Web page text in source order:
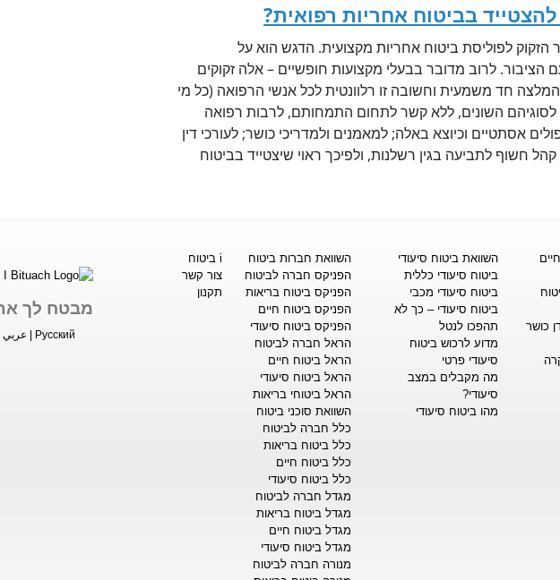
בביטוח אחריות רפואית?
הזקוק לפוליסת ביטוח אחריות מקצועית. הדגש הוא על
לרוב מדובר בבעלי מקצועות חופשיים – אלה זקוקים
חד משמעית וחשובה זו רלוונטית לכל אנשי הרפואה (כל מי
לסוגיהם השונים, ללא קשר לתחום התמחותם, לרבות רפואה
אסתטיים וכיוצא באלה; למאמנים ולמדריכי כושר; לעורכי דין
חשוף לתביעה בגין רשלנות, ולפיכך ראוי שיצטייד בביטוח
כושר
השוואת ביטוח סיעודי
ביטוח סיעודי כללית
ביטוח סיעודי מכבי
ביטוח סיעודי – כך לא
תהפכו לנטל
מדוע לרכוש ביטוח
סיעודי פרטי
מה מקבלים במצב
סיעודי?
מהו ביטוח סיעודי
השוואת חברות ביטוח
הפניקס חברה לביטוח
הפניקס ביטוח בריאות
הפניקס ביטוח חיים
הפניקס ביטוח סיעודי
הראל חברה לביטוח
הראל ביטוח חיים
הראל ביטוח סיעודי
הראל ביטוחי בריאות
השוואת סוכני ביטוח
כלל חברה לביטוח
כלל ביטוח בריאות
כלל ביטוח חיים
כלל ביטוח סיעודי
מגדל חברה לביטוח
מגדל ביטוח בריאות
מגדל ביטוח חיים
מגדל ביטוח סיעודי
מנורה חברה לביטוח
i ביטוח
צור קשר
תקנון
מבטח לך
Русский عربي